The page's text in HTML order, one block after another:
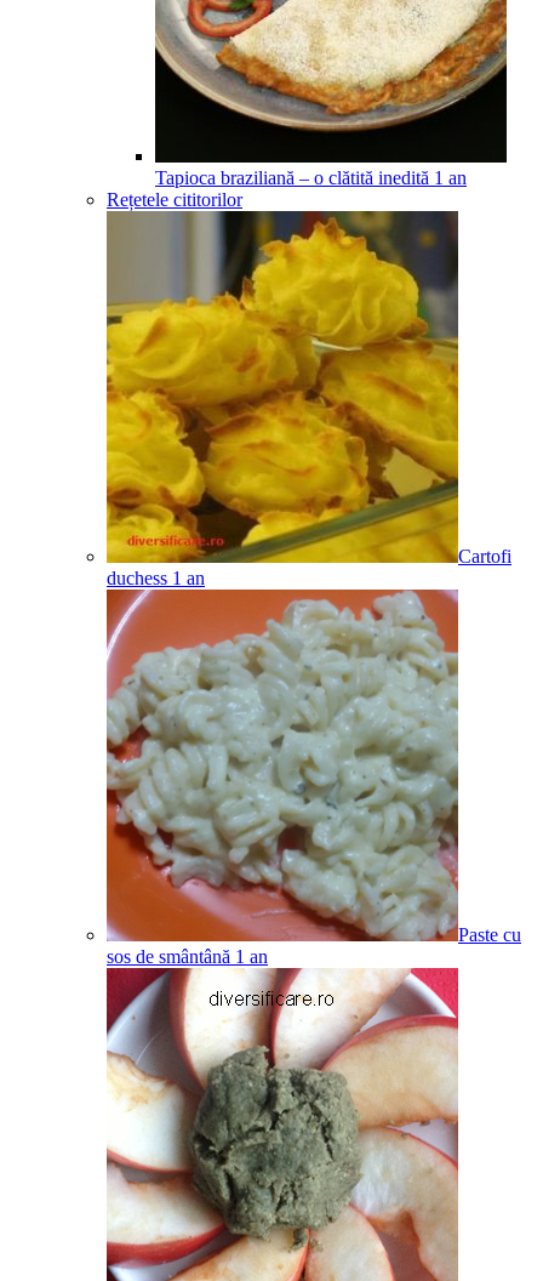
Tapioca braziliană – o clătită inedită 1 an
Rețetele cititorilor
Cartofi
duchess 1 an
Paste cu
sos de smântână 1 an